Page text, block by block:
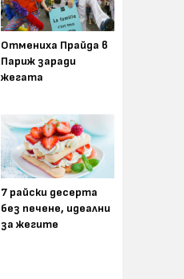
Отмениха Прайда в
Париж заради
жегата
7 райски десерта
без печене, идеални
за жегите